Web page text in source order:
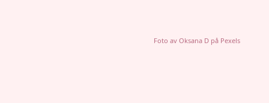
Foto av Oksana Dpå Pexels